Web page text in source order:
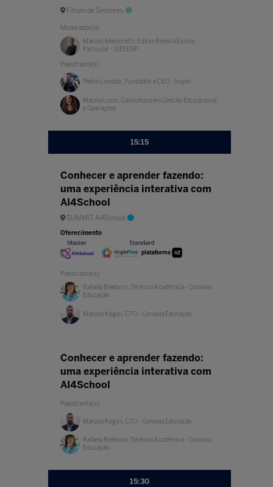
Fórum de Gestores
Moderador(a)
Marcos Menichetti, Editor Revista Escola
Particular - SIEEESP
Palestrante(s)
Pedro London, Fundador e CEO - Inspin
Marina Locci, Consultora em Gestão Educacional
e Operações
15:15
Conhecer e aprender fazendo:
uma experiência interativa com
AI4School
SUMMIT Ai4School
Oferecimento
Palestrante(s)
Rafaela Beleboni, Diretora Acadêmica - Conexia
Educação
Marcos Kogici, CTO - Conexia Educação
Conhecer e aprender fazendo:
uma experiência interativa com
AI4School
Palestrante(s)
Marcos Kogici, CTO - Conexia Educação
Rafaela Beleboni, Diretora Acadêmica - Conexia
Educação
15:30